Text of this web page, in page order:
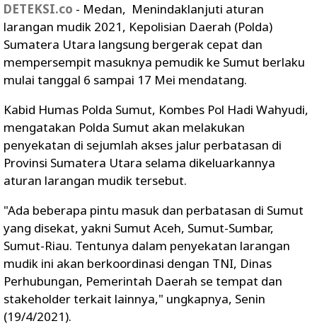
DETEKSI.co - Medan, Menindaklanjuti aturan
larangan mudik 2021, Kepolisian Daerah (Polda)
Sumatera Utara langsung bergerak cepat dan
mempersempit masuknya pemudik ke Sumut berlaku
mulai tanggal 6 sampai 17 Mei mendatang.
Kabid Humas Polda Sumut, Kombes Pol Hadi Wahyudi,
mengatakan Polda Sumut akan melakukan
penyekatan di sejumlah akses jalur perbatasan di
Provinsi Sumatera Utara selama dikeluarkannya
aturan larangan mudik tersebut.
"Ada beberapa pintu masuk dan perbatasan di Sumut
yang disekat, yakni Sumut Aceh, Sumut-Sumbar,
Sumut-Riau. Tentunya dalam penyekatan larangan
mudik ini akan berkoordinasi dengan TNI, Dinas
Perhubungan, Pemerintah Daerah se tempat dan
stakeholder terkait lainnya," ungkapnya, Senin
(19/4/2021).